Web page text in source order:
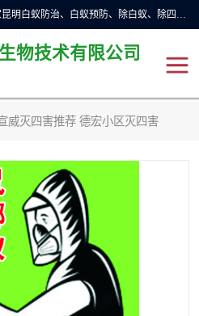
云南亿之豪生物技术有限公司是一家昆明白蚁防治、白蚁预防、除白蚁、除四害、灭蟑螂、消毒等业务的公司，公司致力于诚信经营、科技良好、讲究信誉、造福社会的理念，坚持走技术化、服务统一化,竭诚以优良的施工质量、主动的跟进服务、的管理经验，以诚信取于社会，立足于社会。
物技术有限公司
威灭四害推荐 德宏小区灭四害
昆明杀虫
昆明消杀公司
昆明灭红火蚁公司
昆明除虫除蚁